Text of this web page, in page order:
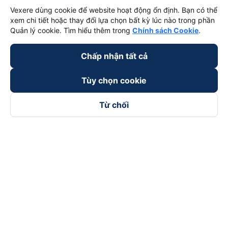
Vexere dùng cookie để website hoạt động ổn định. Bạn có thể
xem chi tiết hoặc thay đổi lựa chọn bất kỳ lúc nào trong phần
Quản lý cookie. Tìm hiểu thêm trong Chính sách Cookie.
Chấp nhận tất cả
Tùy chọn cookie
Từ chối